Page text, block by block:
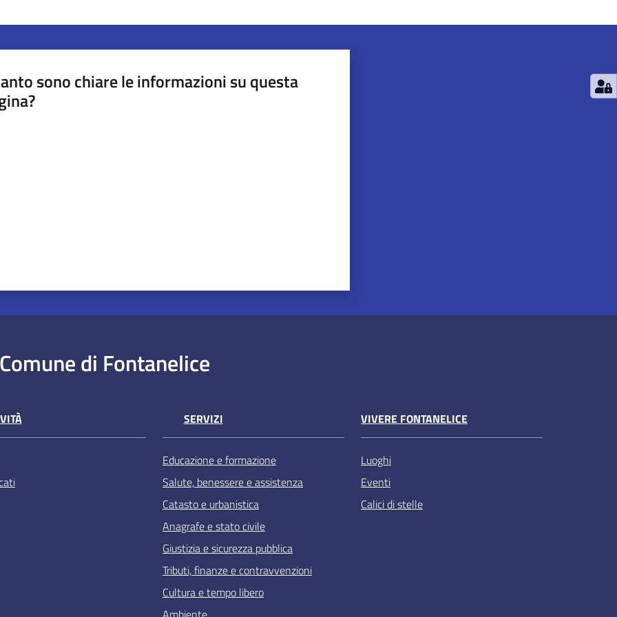
sono chiare le informazioni su questa
Comune di Fontanelice
SERVIZI
Educazione e formazione
Salute, benessere e assistenza
Catasto e urbanistica
Anagrafe e stato civile
Giustizia e sicurezza pubblica
Tributi, finanze e contravvenzioni
Cultura e tempo libero
VIVERE FONTANELICE
Luoghi
Eventi
Calici di stelle